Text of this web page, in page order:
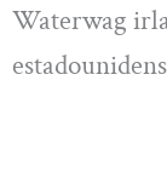
Waterwag